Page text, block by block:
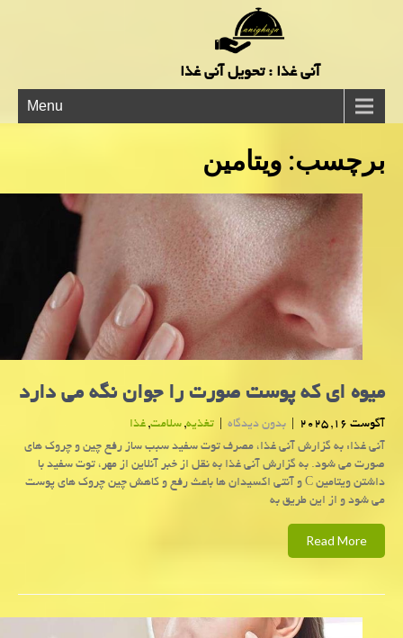
آنی غذا : تحویل آنی غذا
Menu
برچسب: ویتامین
میوه ای که پوست صورت را جوان نگه می دارد
آگوست 16, 2025 | بدون دیدگاه | تغذیه,سلامت,غذا
آنی غذا: به گزارش آنی غذا، مصرف توت سفید سبب ساز رفع چین و چروک های
صورت می شود. به گزارش آنی غذا به نقل از خبر آنلاین از مهر، توت سفید با
داشتن ویتامین C و آنتی اکسیدان ها باعث رفع و کاهش چین چروک های پوست
می شود و از این طریق به
Read More